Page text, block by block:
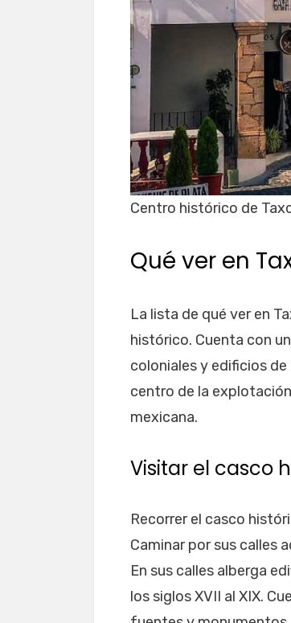
Centro histórico de
Qué ver en
La lista de qué ver en
histórico. Cuenta con
coloniales y edificios
centro de la
mexicana.
Visitar el casco
Recorrer el casco
Caminar por sus calles
En sus calles alberga
los siglos XVII al XIX.